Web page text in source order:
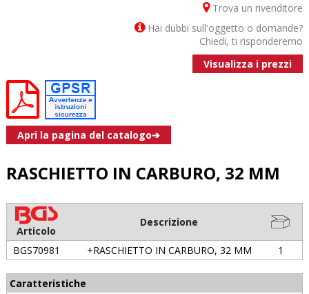
Trova un rivenditore
Hai dubbi sull'oggetto o domande?
Chiedi, ti risponderemo
Visualizza i prezzi
Apri la pagina del catalogo➔
RASCHIETTO IN CARBURO, 32 MM
Articolo
Descrizione
BGS70981 +RASCHIETTO IN CARBURO, 32 MM 1
Caratteristiche